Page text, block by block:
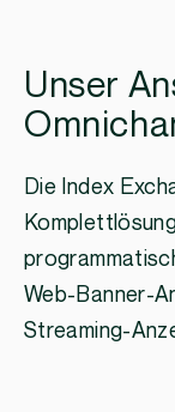
Unser
Die Index
Web-Banner-
Streaming-